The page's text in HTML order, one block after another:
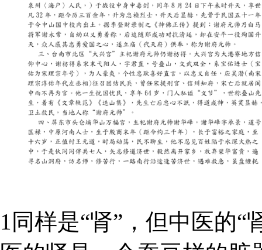
1同样是“肾”，但中医的“